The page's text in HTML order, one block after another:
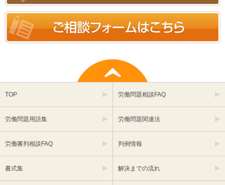
TOP 労働問題相談FAQ
労働問題用語集 労働問題関連法
労働審判相談FAQ 判例情報
書式集 解決までの流れ